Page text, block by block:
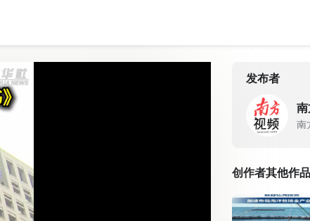
发布者
南
创作者其他作品